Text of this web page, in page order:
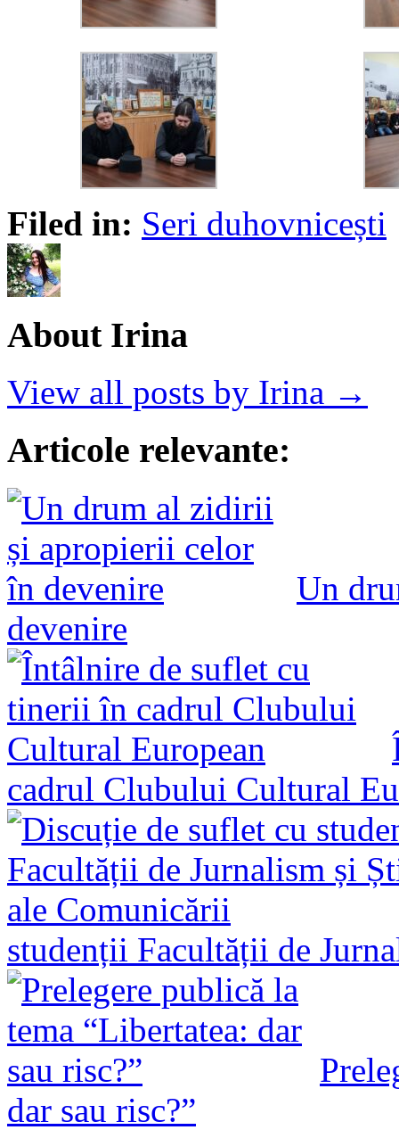
Filed in: Seri duhovnicești
About Irina
View all posts by Irina →
Articole relevante:
Un
devenire
cadrul Clubului Cultural
studenții Facultății de
dar sau risc?”